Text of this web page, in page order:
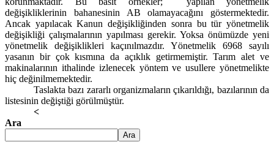
değişikliklerinin bahanesinin AB olamayacağını göstermektedir.
Ancak yapılacak Kanun değişikliğinden sonra bu tür yönetmelik
değişikliği çalışmalarının yapılması gerekir. Yoksa önümüzde yeni
yönetmelik değişiklikleri kaçınılmazdır. Yönetmelik 6968 sayılı
yasanın bir çok kısmına da açıklık getirmemiştir. Tarım alet ve
makinalarının ithalinde izlenecek yöntem ve usullere yönetmelikte
hiç değinilmemektedir.
Taslakta bazı zararlı organizmaların çıkarıldığı, bazılarının da
listesinin değiştiği görülmüştür.
<
Ara
Ara